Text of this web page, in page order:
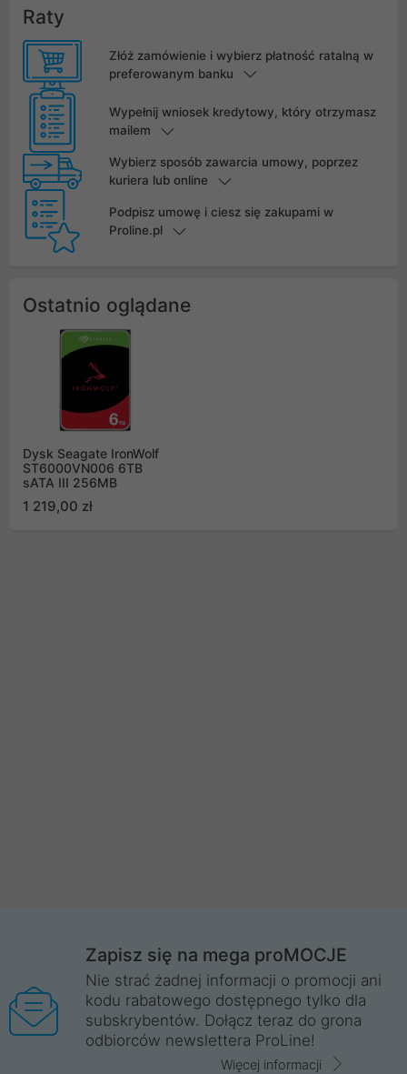
Raty
Złóż zamówienie i wybierz płatność ratalną w
preferowanym banku
Wypełnij wniosek kredytowy, który otrzymasz
mailem
Wybierz sposób zawarcia umowy, poprzez
kuriera lub online
Podpisz umowę i ciesz się zakupami w
Proline.pl
Ostatnio oglądane
Dysk Seagate IronWolf
ST6000VN006 6TB
sATA III 256MB
1 219,00 zł
Zapisz się na mega proMOCJE
Nie strać żadnej informacji o promocji ani
kodu rabatowego dostępnego tylko dla
subskrybentów. Dołącz teraz do grona
odbiorców newslettera ProLine!
Więcej informacji